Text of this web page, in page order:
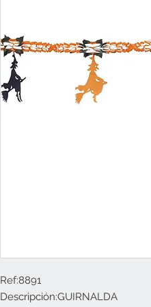
Ref:8891
Descripción:GUIRNALDA